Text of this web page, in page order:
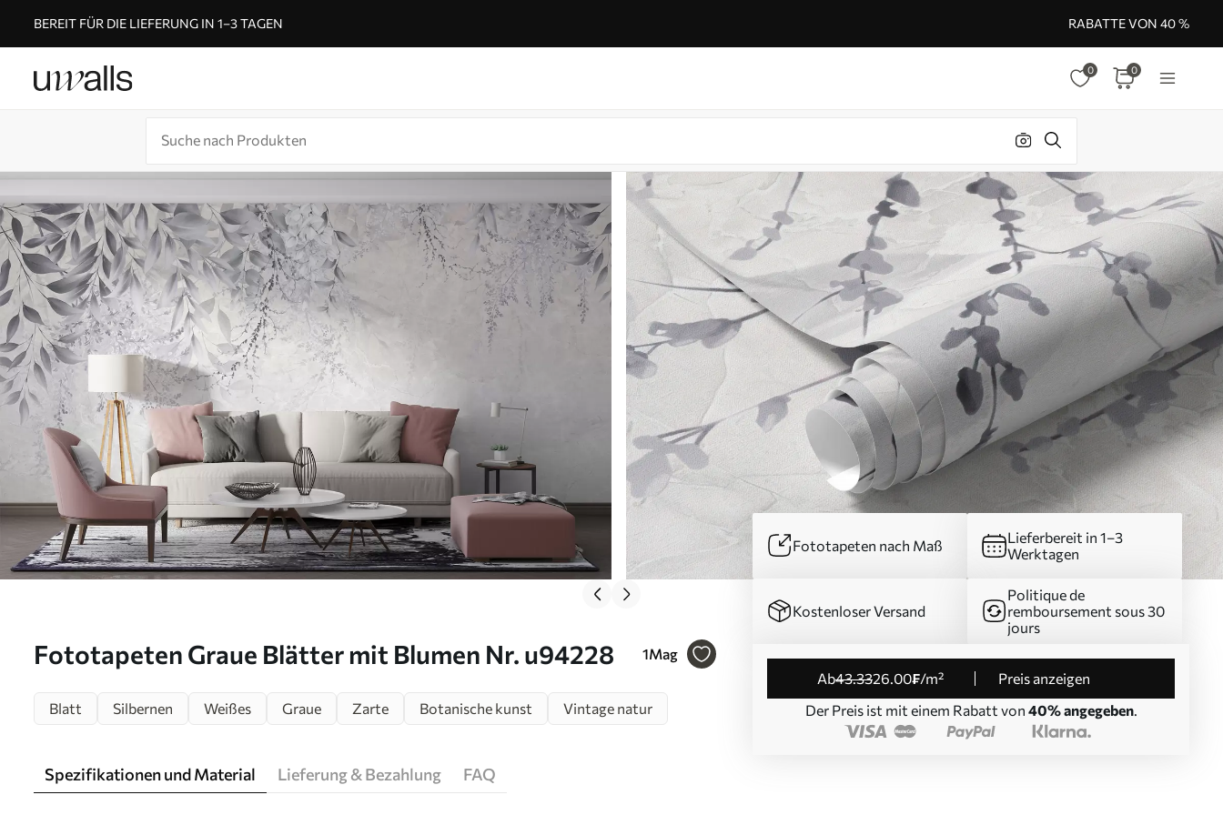
BEREIT FÜR DIE LIEFERUNG IN 1–3 TAGEN RABATTE VON 40 %
0 0
Fototapeten Graue Blätter mit Blumen Nr. u94228 1Mag
Fototapeten nach Maß
Lieferbereit in 1–3
Werktagen
Kostenloser Versand
Politique de
remboursement sous 30
jours
ab43.3326.00₣/m²
Preis anzeigen
Der Preis ist mit einem Rabatt von 40% angegeben.
Blatt Silbernen Weißes Graue Zarte Botanische kunst Vintage natur
Spezifikationen und Material Lieferung & Bezahlung FAQ